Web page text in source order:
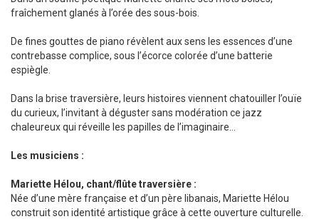
fraîchement glanés à l’orée des sous-bois.
De fines gouttes de piano révèlent aux sens les essences d’une
contrebasse complice, sous l’écorce colorée d’une batterie
espiègle.
Dans la brise traversière, leurs histoires viennent chatouiller l’ouïe
du curieux, l’invitant à déguster sans modération ce jazz
chaleureux qui réveille les papilles de l’imaginaire…
Les musiciens :
Mariette Hélou, chant/flûte traversière :
Née d’une mère française et d’un père libanais, Mariette Hélou
construit son identité artistique grâce à cette ouverture culturelle.